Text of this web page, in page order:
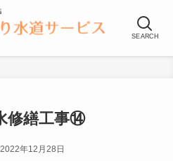
SEARCH
修繕工事⑭
2022年12月28日